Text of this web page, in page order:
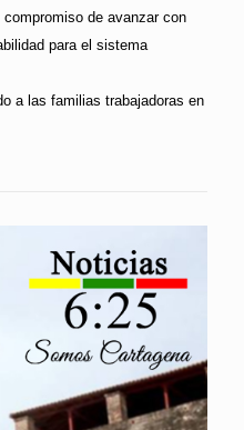
de avanzar con
para el sistema
a las familias trabajadoras en